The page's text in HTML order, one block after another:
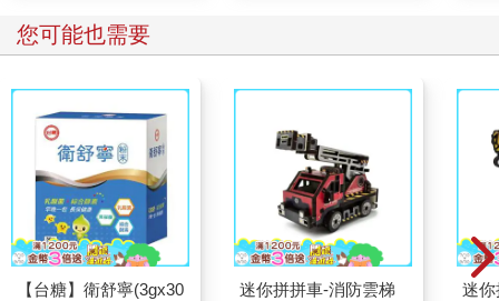
您可能也需要
【台糖】衛舒寧(3gx30
迷你拼拼車-消防雲梯
迷